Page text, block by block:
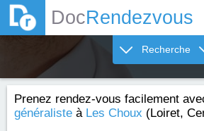
DocRendezvous
Recherche
Prenez rendez-vous facilement
généraliste à Les Choux (Loiret,